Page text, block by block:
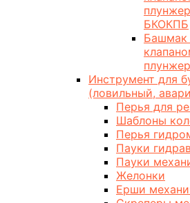
БКОКПБ
Башмак
Инструмент для
(ловильный,
Перья для
Шаблоны
Перья
Пауки
Пауки
Желонки
Ерши